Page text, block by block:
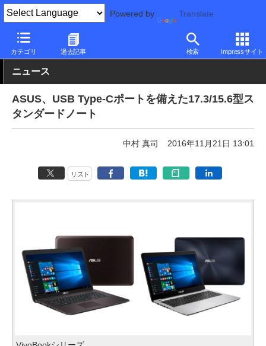
Powered by Translate
カテゴリ 過去記事 検索 Impressサイト
PC Watch パソコン/タブレット/スマートフォン ノートパソコン
ニュース
ASUS、USB Type-Cポートを備えた17.3/15.6型ス
タンダードノート
中村 真司 2016年11月21日 13:01
リスト